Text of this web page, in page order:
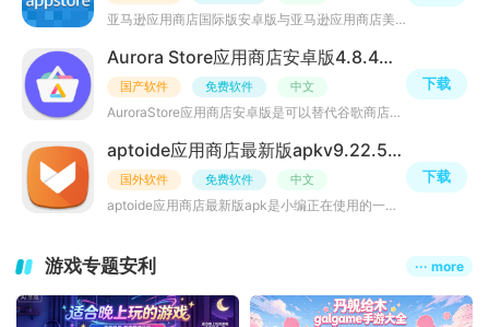
亚马逊应用商店国际版安卓版与亚马逊应用商店美国版功能一样，本次小编提供的是中文汉化版，保留国外应用同
Aurora Store应用商店安卓版4.8.4最新版
国产软件 免费软件 中文
AuroraStore应用商店安卓版是可以替代谷歌商店的AuroraStore应用商店软件，界面风格相当清爽，内置各种无广
下载
aptoide应用商店最新版apkv9.22.5.3华为可用版
国外软件 免费软件 中文
aptoide应用商店最新版apk是小编正在使用的一款谷歌商店免登录破解应用，APP无需安装任何谷歌框架、无需任何
下载
游戏专题安利 ··· more